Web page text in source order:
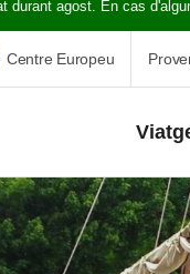
durant agost. En cas
Centre Europeu